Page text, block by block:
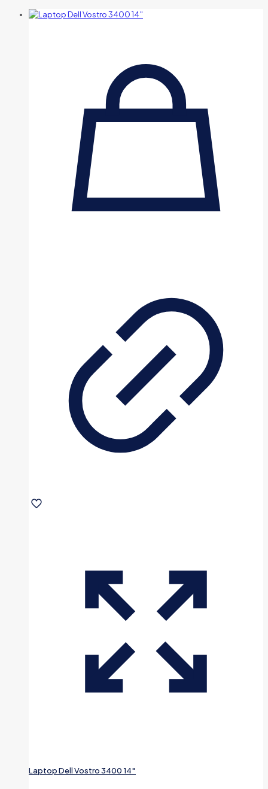
Laptop Dell Vostro 3400 14″